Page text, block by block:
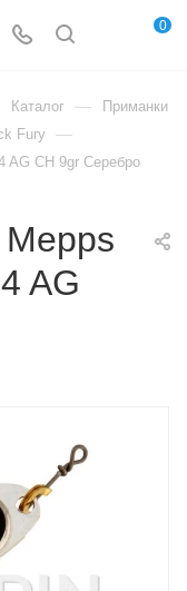
0
Каталог — Приманки
Fury —
AG CH 9gr Серебро
AG